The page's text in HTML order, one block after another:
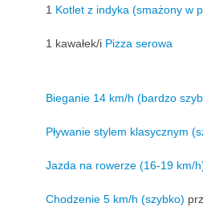
1 Kotlet z indyka (smażony w
1 kawałek/i Pizza serowa
Bieganie 14 km/h (bardzo
Pływanie stylem klasycznym
Jazda na rowerze (16-19 km/
Chodzenie 5 km/h (szybko)